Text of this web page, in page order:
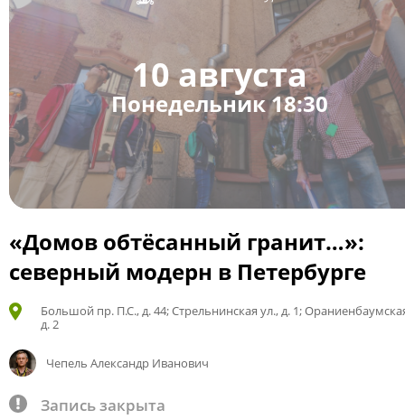
10 августа
Понедельник 18:30
«Домов обтёсанный гранит…»:
северный модерн в Петербурге
Большой пр. П.С., д. 44; Стрельнинская ул., д. 1;
д. 2
Чепель Александр Иванович
Запись закрыта